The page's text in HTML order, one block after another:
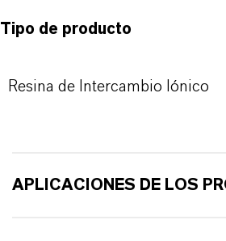
Tipo de producto
Resina de Intercambio Iónico
APLICACIONES DE LOS